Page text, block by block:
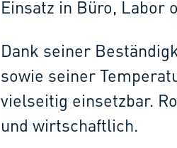
Einsatz in Büro, Labor
Dank seiner
sowie seiner
vielseitig einsetzbar.
und wirtschaftlich.